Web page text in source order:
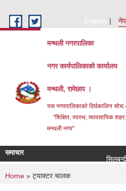
English
मन्थली नगरपालिका
नगर कार्यपालिकाको कार्यालय
मन्थली, रामेछाप ।
यस नगरपालिकाको दिर्घकालिन सोच:-
"शिक्षित, स्वस्थ, व्यावसायिक
मन्थली नगर"
समाचार
सिलबन्दी
You are here
Home » ट्याक्टर चालक